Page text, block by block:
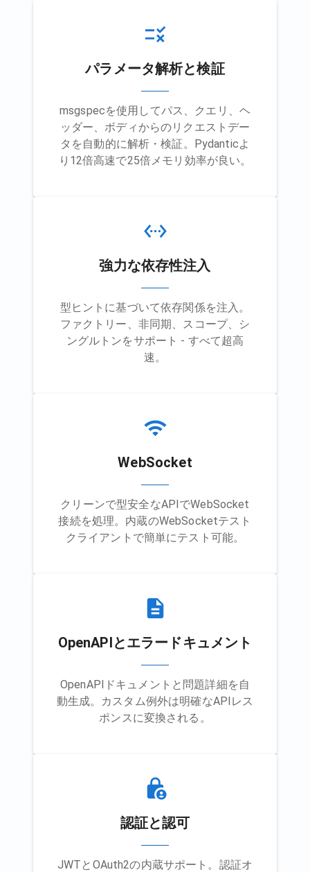
パラメータ解析と検証
msgspecを使用してパス、クエリ、ヘ
ッダー、ボディからのリクエストデー
タを自動的に解析・検証。Pydanticよ
り12倍高速で25倍メモリ効率が良い。
強力な依存性注入
型ヒントに基づいて依存関係を注入。
ファクトリー、非同期、スコープ、シ
ングルトンをサポート - すべて超高
速。
WebSocket
クリーンで型安全なAPIでWebSocket
接続を処理。内蔵のWebSocketテスト
クライアントで簡単にテスト可能。
OpenAPIとエラードキュメント
OpenAPIドキュメントと問題詳細を自
動生成。カスタム例外は明確なAPIレス
ポンスに変換される。
認証と認可
JWTとOAuth2の内蔵サポート。認証オ